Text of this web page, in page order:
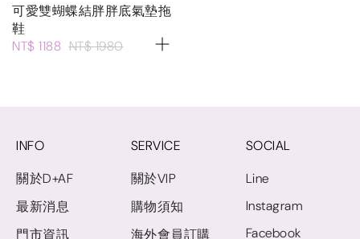
可愛雙蝴蝶結胖胖底氣墊拖
鞋
NT$ 1188 NT$ 1980
INFO
關於D+AF
最新消息
門市資訊
SERVICE
關於VIP
購物須知
海外會員訂購
SOCIAL
Line
Instagram
Facebook